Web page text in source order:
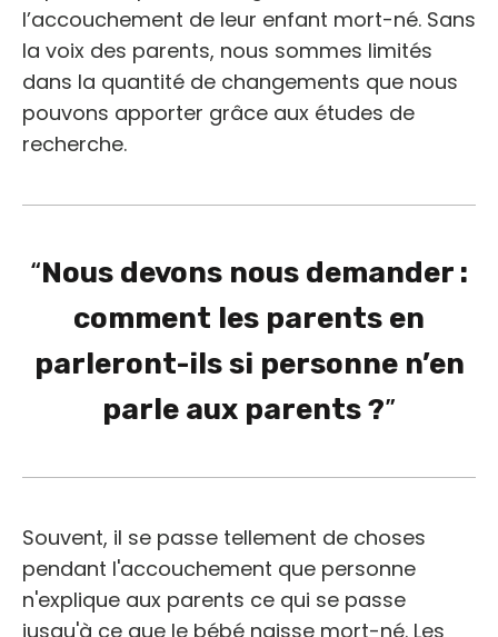
l’accouchement de leur enfant mort-né. Sans
la voix des parents, nous sommes limités
dans la quantité de changements que nous
pouvons apporter grâce aux études de
recherche.
Nous devons nous demander :
comment les parents en
parleront-ils si personne n’en
parle aux parents ?
Souvent, il se passe tellement de choses
pendant l'accouchement que personne
n'explique aux parents ce qui se passe
jusqu'à ce que le bébé naisse mort-né. Les